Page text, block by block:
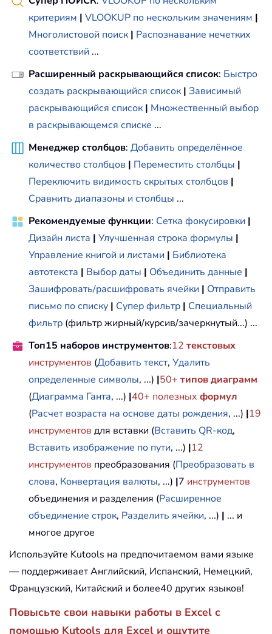
критериям | VLOOKUP по нескольким значениям |
Многолистовой поиск | Распознавание нечетких
соответствий ...
Расширенный раскрывающийся список: Быстро
создать раскрывающийся список | Зависимый
раскрывающийся список | Множественный выбор
в раскрывающемся списке ...
Менеджер столбцов: Добавить определённое
количество столбцов | Переместить столбцы |
Переключить видимость скрытых столбцов |
Сравнить диапазоны и столбцы ...
Рекомендуемые функции: Сетка фокусировки |
Дизайн листа | Улучшенная строка формулы |
Управление книгой и листами | Библиотека
автотекста | Выбор даты | Объединить данные |
Зашифровать/расшифровать ячейки | Отправить
письмо по списку | Супер фильтр | Специальный
фильтр (фильтр жирный/курсив/зачеркнутый...) ...
Топ15 наборов инструментов:12 текстовых
инструментов (Добавить текст, Удалить
определенные символы, ...) |50+ типов диаграмм
(Диаграмма Ганта, ...) |40+ полезных формул
(Расчет возраста на основе даты рождения, ...) |19
инструментов для вставки (Вставить QR-код,
Вставить изображение по пути, ...) |12
инструментов преобразования (Преобразовать в
слова, Конвертация валюты, ...) |7 инструментов
объединения и разделения (Расширенное
объединение строк, Разделить ячейки, ...) | ... и
многое другое
Используйте Kutools на предпочитаемом вами языке
— поддерживает Английский, Испанский, Немецкий,
Французский, Китайский и более40 других языков!
Повысьте свои навыки работы в Excel с
помощью Kutools для Excel и ощутите